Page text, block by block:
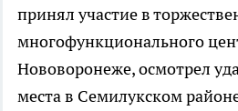
принял участие в
многофункционального
Нововоронеже, осмотрел
места в Семилукском